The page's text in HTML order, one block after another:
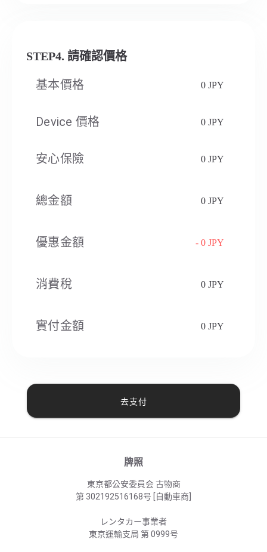
STEP4. 請確認價格
基本價格 0 JPY
Device 價格 0 JPY
安心保險 0 JPY
總金額 0 JPY
優惠金額 - 0 JPY
消費稅​ 0 JPY
實付金額 0 JPY
去支付
牌照
東京都公安委員会 古物商
第 302192516168号 [自動車商]
レンタカー事業者
東京運輸支局 第 0999号